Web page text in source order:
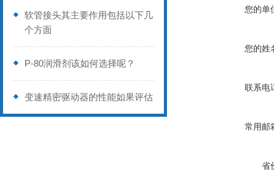
软管接头其主要作用包括以下几
个方面
P-80润滑剂该如何选择呢？
变速精密驱动器的性能如果评估
您的单
您的姓
联系电
常用邮
省